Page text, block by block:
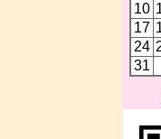
10
17
24
31